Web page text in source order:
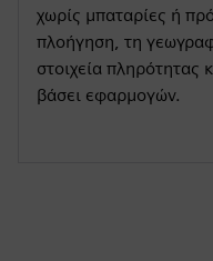
χωρίς μπαταρίες ή
πλοήγηση, τη
στοιχεία πληρότητας
βάσει εφαρμογών.